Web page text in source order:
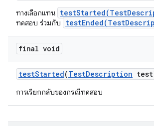
ทางเลือกแทน
ทดสอบ ร่วมกับ
final void
testStarted(TestDescription
การเรียกกลับของกรณีทดสอบ